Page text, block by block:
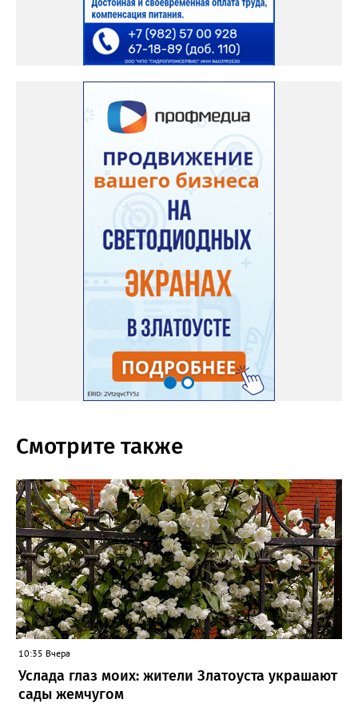
Смотрите также
10:35 Вчера
Услада глаз моих: жители Златоуста украшают
сады жемчугом